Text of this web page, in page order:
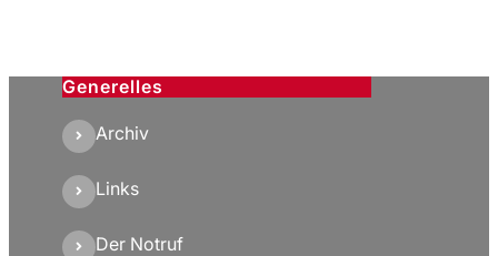
Generelles
Archiv
Links
Der Notruf